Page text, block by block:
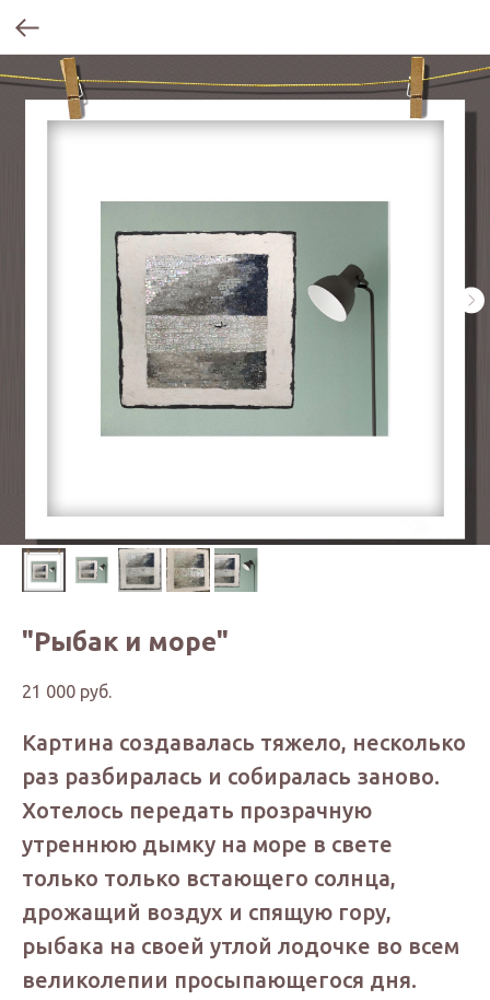
"Рыбак и море"
21 000 руб.
Картина создавалась тяжело, несколько
раз разбиралась и собиралась заново.
Хотелось передать прозрачную
утреннюю дымку на море в свете
только только встающего солнца,
дрожащий воздух и спящую гору,
рыбака на своей утлой лодочке во всем
великолепии просыпающегося дня.